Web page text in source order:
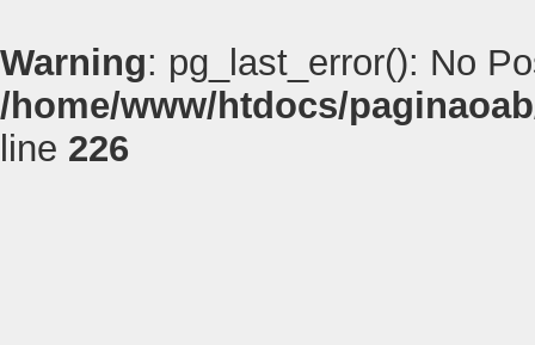
Warning: pg_last_error(): No
/home/www/htdocs/
line 226